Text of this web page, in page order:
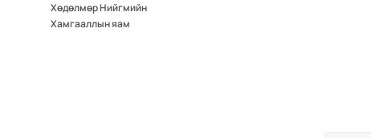
Хөдөлмөр Нийгмийн
Хамгааллын яам